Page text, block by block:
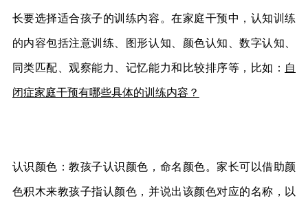
长要选择适合孩子的训练内容。在家庭干预中，认知训练
的内容包括注意训练、图形认知、颜色认知、数字认知、
同类匹配、观察能力、记忆能力和比较排序等，比如： 自
闭症家庭干预有哪些具体的训练内容？
认识颜色：教孩子认识颜色，命名颜色。家长可以借助颜
色积木来教孩子指认颜色，并说出该颜色对应的名称，以